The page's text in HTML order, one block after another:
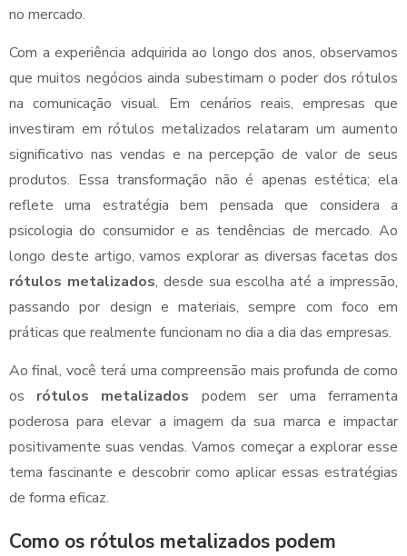
no mercado.
Com a experiência adquirida ao longo dos anos, observamos
que muitos negócios ainda subestimam o poder dos rótulos
na comunicação visual. Em cenários reais, empresas que
investiram em rótulos metalizados relataram um aumento
significativo nas vendas e na percepção de valor de seus
produtos. Essa transformação não é apenas estética; ela
reflete uma estratégia bem pensada que considera a
psicologia do consumidor e as tendências de mercado. Ao
longo deste artigo, vamos explorar as diversas facetas dos
rótulos metalizados, desde sua escolha até a impressão,
passando por design e materiais, sempre com foco em
práticas que realmente funcionam no dia a dia das empresas.
Ao final, você terá uma compreensão mais profunda de como
os rótulos metalizados podem ser uma ferramenta
poderosa para elevar a imagem da sua marca e impactar
positivamente suas vendas. Vamos começar a explorar esse
tema fascinante e descobrir como aplicar essas estratégias
de forma eficaz.
Como os rótulos metalizados podem